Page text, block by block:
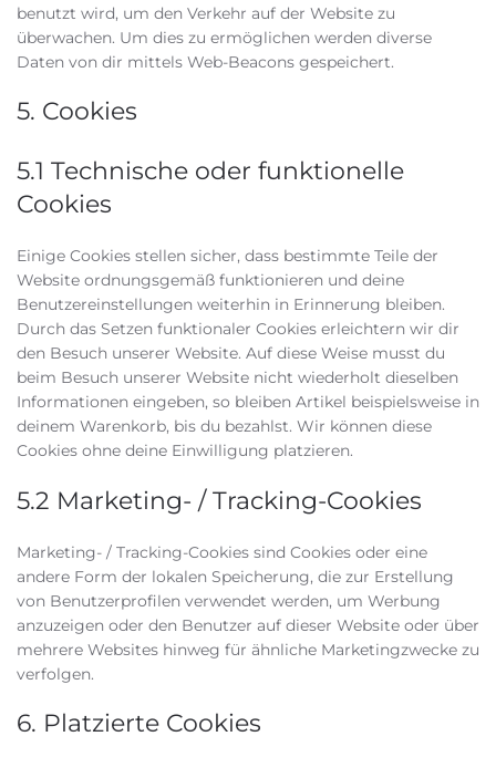
benutzt wird, um den Verkehr auf der Website zu
überwachen. Um dies zu ermöglichen werden diverse
Daten von dir mittels Web-Beacons gespeichert.
5. Cookies
5.1 Technische oder funktionelle
Cookies
Einige Cookies stellen sicher, dass bestimmte Teile der
Website ordnungsgemäß funktionieren und deine
Benutzereinstellungen weiterhin in Erinnerung bleiben.
Durch das Setzen funktionaler Cookies erleichtern wir dir
den Besuch unserer Website. Auf diese Weise musst du
beim Besuch unserer Website nicht wiederholt dieselben
Informationen eingeben, so bleiben Artikel beispielsweise in
deinem Warenkorb, bis du bezahlst. Wir können diese
Cookies ohne deine Einwilligung platzieren.
5.2 Marketing- / Tracking-Cookies
Marketing- / Tracking-Cookies sind Cookies oder eine
andere Form der lokalen Speicherung, die zur Erstellung
von Benutzerprofilen verwendet werden, um Werbung
anzuzeigen oder den Benutzer auf dieser Website oder über
mehrere Websites hinweg für ähnliche Marketingzwecke zu
verfolgen.
6. Platzierte Cookies